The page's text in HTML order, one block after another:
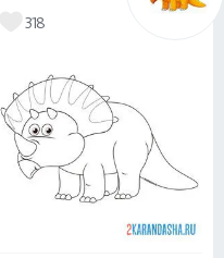
318